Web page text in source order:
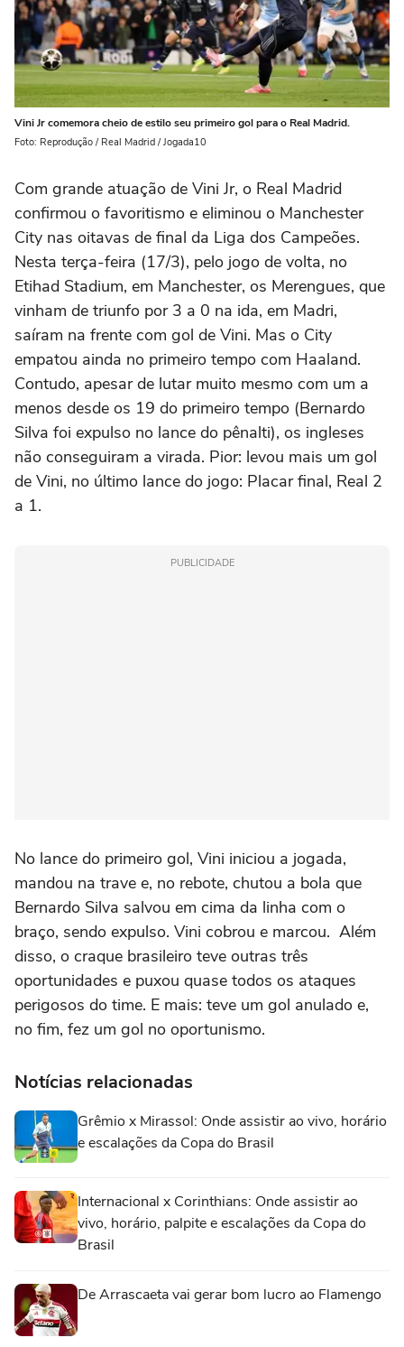
Vini Jr comemora cheio de estilo seu primeiro gol para o Real Madrid.
Foto: Reprodução / Real Madrid / Jogada10
Com grande atuação de Vini Jr, o Real Madrid
confirmou o favoritismo e eliminou o Manchester
City nas oitavas de final da Liga dos Campeões.
Nesta terça-feira (17/3), pelo jogo de volta, no
Etihad Stadium, em Manchester, os Merengues, que
vinham de triunfo por 3 a 0 na ida, em Madri,
saíram na frente com gol de Vini. Mas o City
empatou ainda no primeiro tempo com Haaland.
Contudo, apesar de lutar muito mesmo com um a
menos desde os 19 do primeiro tempo (Bernardo
Silva foi expulso no lance do pênalti), os ingleses
não conseguiram a virada. Pior: levou mais um gol
de Vini, no último lance do jogo: Placar final, Real 2
a 1.
PUBLICIDADE
No lance do primeiro gol, Vini iniciou a jogada,
mandou na trave e, no rebote, chutou a bola que
Bernardo Silva salvou em cima da linha com o
braço, sendo expulso. Vini cobrou e marcou. Além
disso, o craque brasileiro teve outras três
oportunidades e puxou quase todos os ataques
perigosos do time. E mais: teve um gol anulado e,
no fim, fez um gol no oportunismo.
Notícias relacionadas
Grêmio x Mirassol: Onde assistir ao vivo, horário
e escalações da Copa do Brasil
Internacional x Corinthians: Onde assistir ao
vivo, horário, palpite e escalações da Copa do
Brasil
De Arrascaeta vai gerar bom lucro ao Flamengo